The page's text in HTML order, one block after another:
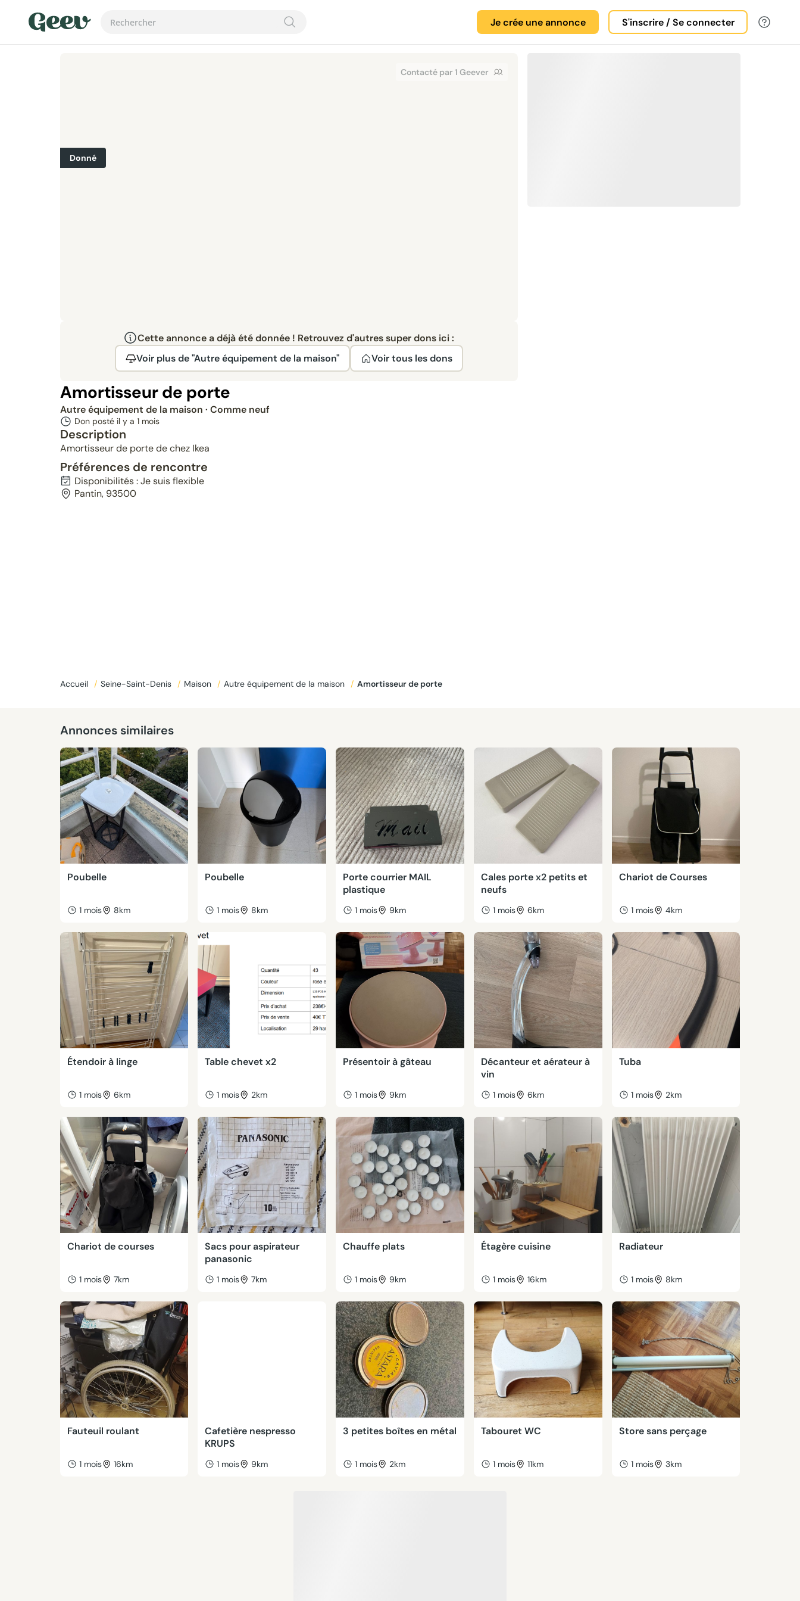
Je crée une annonce S'inscrire / Se connecter
Contacté par 1 Geever
Donné
Cette annonce a déjà été donnée ! Retrouvez d'autres super dons ici :
Voir plus de "Autre équipement de la maison"
Voir tous les dons
Amortisseur de porte
Autre équipement de la maison · Comme neuf
Don posté il y a 1 mois
Description
Amortisseur de porte de chez Ikea
Préférences de rencontre
Disponibilités : Je suis flexible
Pantin, 93500
Accueil / Seine-Saint-Denis / Maison / Autre équipement de la maison / Amortisseur de porte
Annonces similaires
Poubelle
1 mois 8km
Poubelle
1 mois 8km
Porte courrier MAIL
plastique
1 mois 9km
Cales porte x2 petits et
neufs
1 mois 6km
Chariot de Courses
1 mois 4km
Étendoir à linge
1 mois 6km
Table chevet x2
1 mois 2km
Présentoir à gâteau
1 mois 9km
Décanteur et aérateur à
vin
1 mois 6km
Tuba
1 mois 2km
Chariot de courses
1 mois 7km
Sacs pour aspirateur
panasonic
1 mois 7km
Chauffe plats
1 mois 9km
Étagère cuisine
1 mois 16km
Radiateur
1 mois 8km
Fauteuil roulant
1 mois 16km
Cafetière nespresso
KRUPS
1 mois 9km
3 petites boîtes en métal
1 mois 2km
Tabouret WC
1 mois 11km
Store sans perçage
1 mois 3km